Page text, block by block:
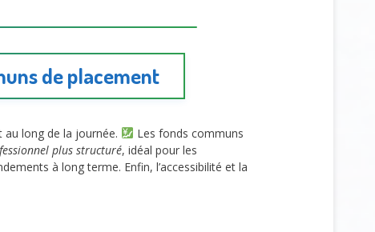
de placement
long de la journée.
Les fonds communs
plus structuré, idéal pour les
à long terme. Enfin, l’accessibilité et la